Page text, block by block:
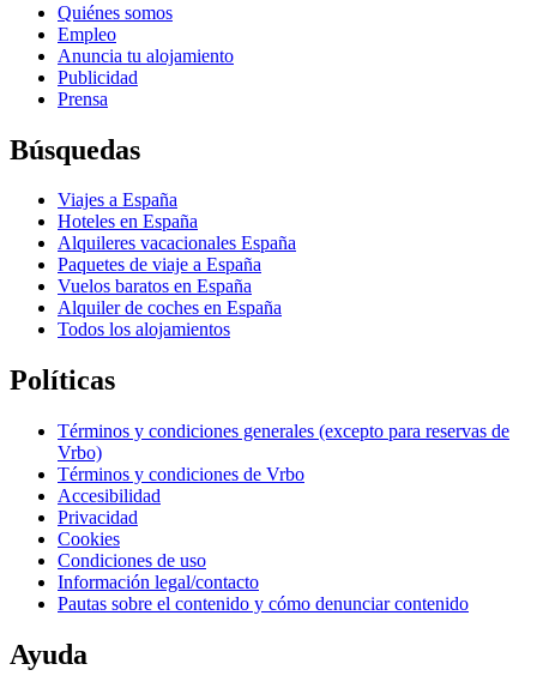
Quiénes somos
Empleo
Anuncia tu alojamiento
Publicidad
Prensa
Búsquedas
Viajes a España
Hoteles en España
Alquileres vacacionales España
Paquetes de viaje a España
Vuelos baratos en España
Alquiler de coches en España
Todos los alojamientos
Políticas
Términos y condiciones generales (excepto para reservas de
Vrbo)
Términos y condiciones de Vrbo
Accesibilidad
Privacidad
Cookies
Condiciones de uso
Información legal/contacto
Pautas sobre el contenido y cómo denunciar contenido
Ayuda